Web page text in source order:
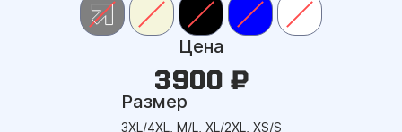
Цена
3900 ₽
Размер
3XL/4XL, M/L, XL/2XL, XS/S